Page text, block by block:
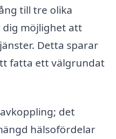
till tre olika
möjlighet att
Detta sparar
fatta ett välgrundat
det
hälsofördelar